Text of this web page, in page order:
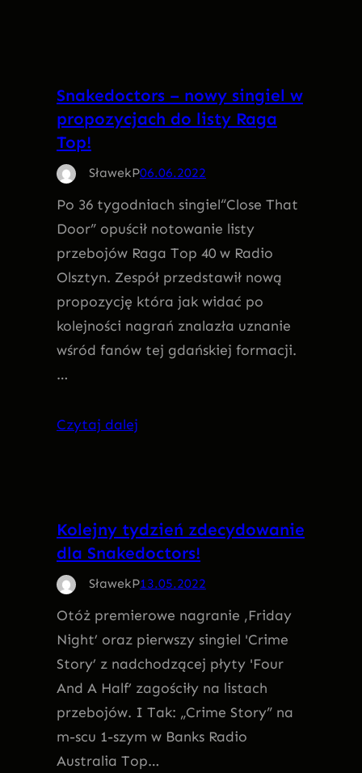
Snakedoctors – nowy singiel w
propozycjach do listy Raga
Top!
SławekP06.06.2022
Po 36 tygodniach singiel“Close That
Door” opuścił notowanie listy
przebojów Raga Top 40 w Radio
Olsztyn. Zespół przedstawił nową
propozycję która jak widać po
kolejności nagrań znalazła uznanie
wśród fanów tej gdańskiej formacji.
…
Czytaj dalej
Kolejny tydzień zdecydowanie
dla Snakedoctors!
SławekP13.05.2022
Otóż premierowe nagranie ,Friday
Night’ oraz pierwszy singiel 'Crime
Story’ z nadchodzącej płyty 'Four
And A Half’ zagościły na listach
przebojów. I Tak: „Crime Story” na
m-scu 1-szym w Banks Radio
Australia Top…